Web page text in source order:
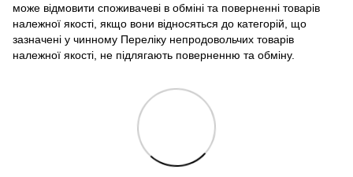
може відмовити споживачеві в обміні та поверненні товарів
належної якості, якщо вони відносяться до категорій, що
зазначені у чинному Переліку непродовольчих товарів
належної якості, не підлягають поверненню та обміну.